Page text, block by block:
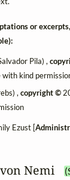
or
Pila) ,
kind
,copyright ©
Ezust [
Nemi